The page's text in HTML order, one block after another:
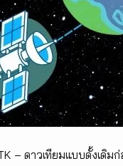
– ดาวเทียมแบบดั้งเดิม